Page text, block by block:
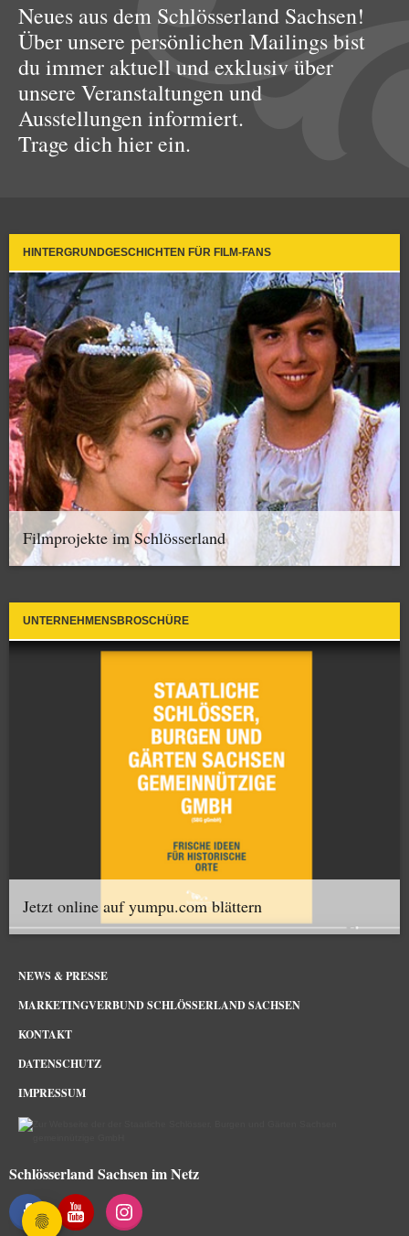
Neues aus dem Schlösserland Sachsen!
Über unsere persönlichen Mailings bist
du immer aktuell und exklusiv über
unsere Veranstaltungen und
Ausstellungen informiert.
Trage dich hier ein.
HINTERGRUNDGESCHICHTEN FÜR FILM-FANS
Filmprojekte im Schlösserland
UNTERNEHMENSBROSCHÜRE
Jetzt online auf yumpu.com blättern
NEWS & PRESSE
MARKETINGVERBUND SCHLÖSSERLAND SACHSEN
KONTAKT
DATENSCHUTZ
IMPRESSUM
Schlösserland Sachsen im Netz